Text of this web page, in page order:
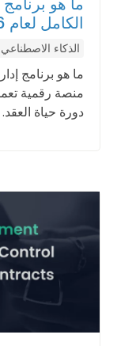
الكامل لعام 2026
الذكاء الاصطناعي
ما هو برنامج
منصة رقمية
دورة حياة